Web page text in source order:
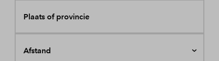
Plaats of provincie
Afstand